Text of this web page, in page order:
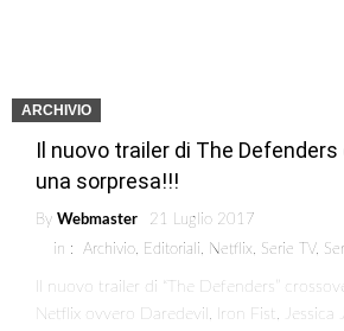
ARCHIVIO
Il nuovo trailer di The Defenders
una sorpresa!!!
By Webmaster
21 Luglio 2017
in : Archivio Editoriali Netflix Serie TV,
Il nuovo trailer di “The Defenders”
Netflix ovvero Daredevil, Iron Fist, Jessica